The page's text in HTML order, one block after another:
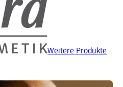
Weitere Produkte